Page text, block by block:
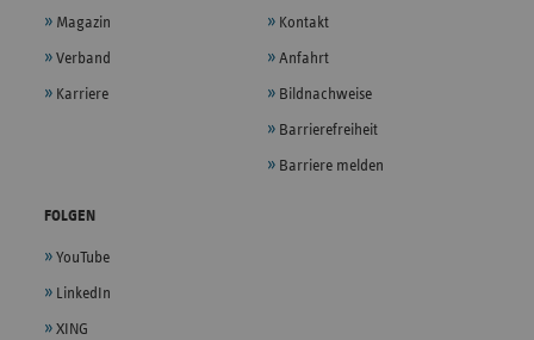
Magazin
Verband
Karriere
Kontakt
Anfahrt
Bildnachweise
Barrierefreiheit
Barriere melden
FOLGEN
YouTube
LinkedIn
XING